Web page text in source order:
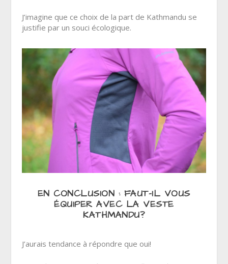
J’imagine que ce choix de la part de Kathmandu se
justifie par un souci écologique.
EN CONCLUSION : FAUT-IL VOUS
ÉQUIPER AVEC LA VESTE
KATHMANDU?
J’aurais tendance à répondre que oui!